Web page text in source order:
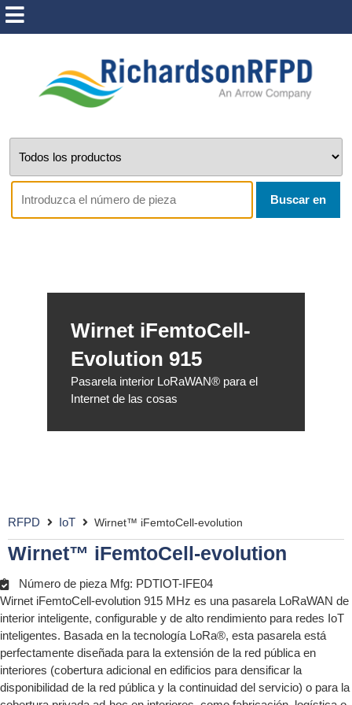
Buscar en
Wirnet iFemtoCell-
Evolution 915
Pasarela interior LoRaWAN® para el
Internet de las cosas
RFPD IoT Wirnet™ iFemtoCell-evolution
Wirnet™ iFemtoCell-evolution
Número de pieza Mfg: PDTIOT-IFE04
Wirnet iFemtoCell-evolution 915 MHz es una pasarela LoRaWAN de
interior inteligente, configurable y de alto rendimiento para redes IoT
inteligentes. Basada en la tecnología LoRa®, esta pasarela está
perfectamente diseñada para la extensión de la red pública en
interiores (cobertura adicional en edificios para densificar la
disponibilidad de la red pública y la continuidad del servicio) o para la